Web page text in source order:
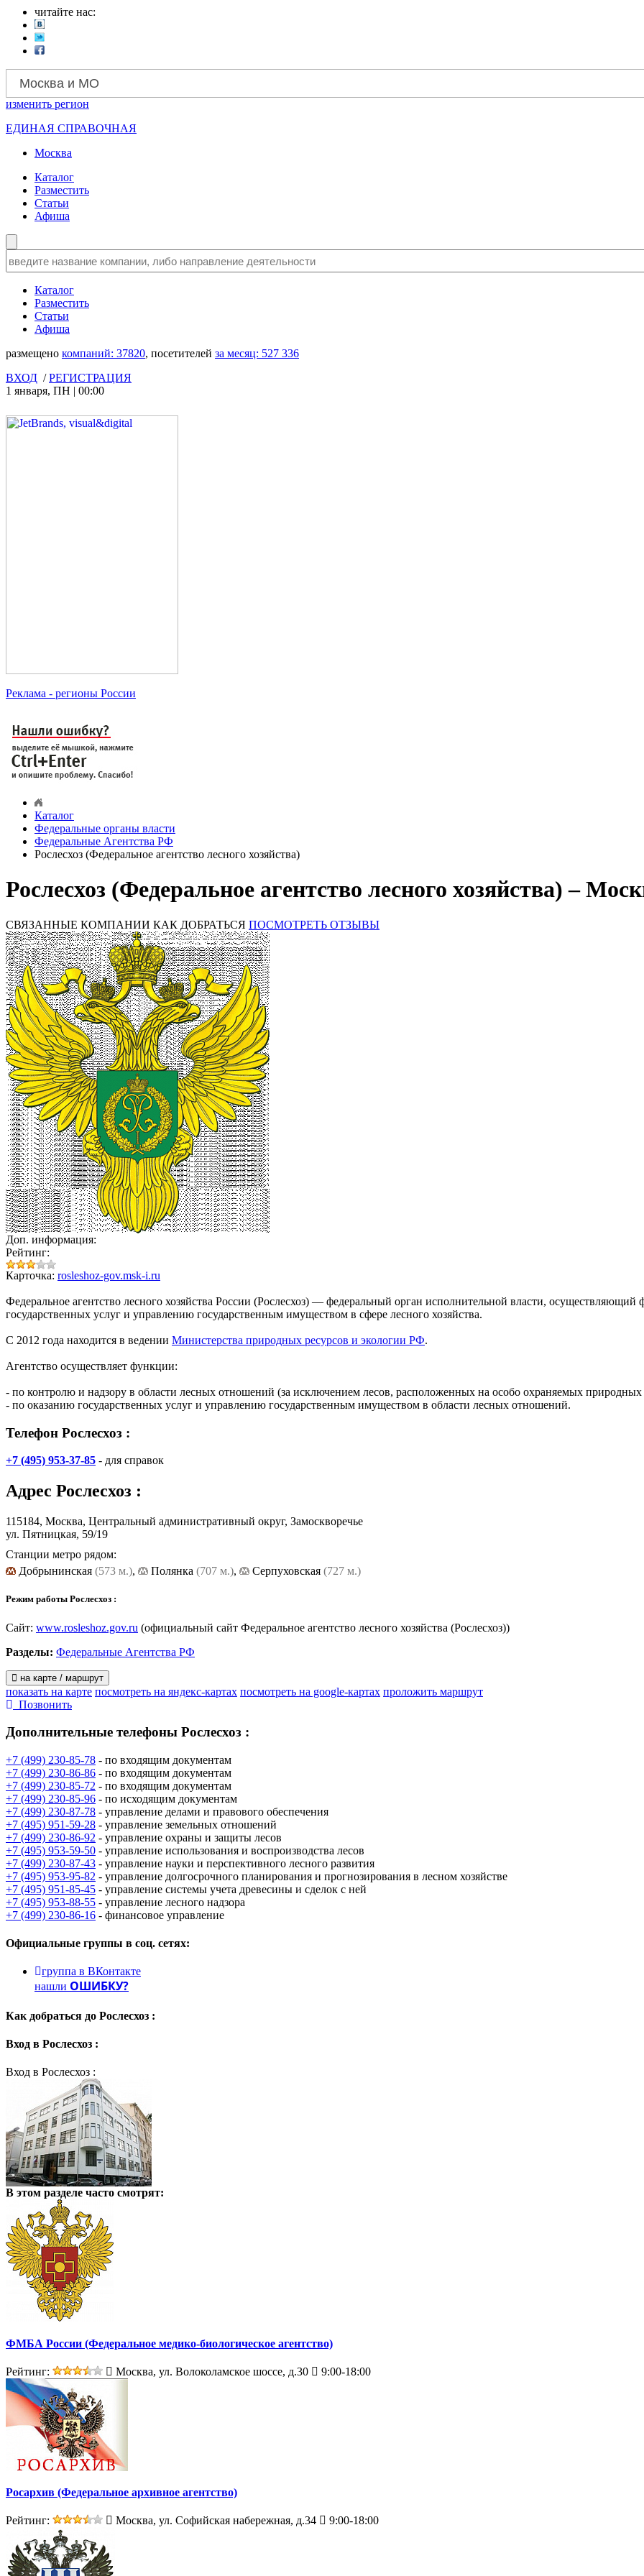
читайте нас:
Москва и МО
изменить регион
ЕДИНАЯ СПРАВОЧНАЯ
Москва
Каталог
Разместить
Статьи
Афиша
Каталог
Разместить
Статьи
Афиша
размещено компаний: 37820, посетителей за месяц: 527 336
ВХОД /РЕГИСТРАЦИЯ
1 января, ПН | 00:00
Реклама - регионы России
Каталог
Федеральные органы власти
Федеральные Агентства РФ
Рослесхоз (Федеральное агентство лесного хозяйства)
Рослесхоз (Федеральное агентство лесного хозяйства) –
СВЯЗАННЫЕ КОМПАНИИ КАК ДОБРАТЬСЯ ПОСМОТРЕТЬ ОТЗЫВЫ
Доп. информация:
Рейтинг:
Карточка: rosleshoz-gov.msk-i.ru
Федеральное агентство лесного хозяйства России (Рослесхоз) — федеральный орган исполнительной власти,
государственных услуг и управлению государственным имуществом в сфере лесного хозяйства.
С 2012 года находится в ведении Министерства природных ресурсов и экологии РФ.
Агентство осуществляет функции:
- по контролю и надзору в области лесных отношений (за исключением лесов, расположенных на особо охраняемых природных
- по оказанию государственных услуг и управлению государственным имуществом в области лесных отношений.
Телефон Рослесхоз :
+7 (495) 953-37-85 - для справок
Адрес Рослесхоз :
115184, Москва, Центральный административный округ, Замоскворечье
ул. Пятницкая, 59/19
Станции метро рядом:
Добрынинская (573 м.), Полянка (707 м.), Cерпуховская (727 м.)
Режим работы Рослесхоз :
Сайт: www.rosleshoz.gov.ru (официальный сайт Федеральное агентство лесного хозяйства (Рослесхоз))
Разделы: Федеральные Агентства РФ
на карте / маршрут
показать на карте посмотреть на яндекс-картах посмотреть на google-картах проложить маршрут
Позвонить
Дополнительные телефоны Рослесхоз :
+7 (499) 230-85-78 - по входящим документам
+7 (499) 230-86-86 - по входящим документам
+7 (499) 230-85-72 - по входящим документам
+7 (499) 230-85-96 - по исходящим документам
+7 (499) 230-87-78 - управление делами и правового обеспечения
+7 (495) 951-59-28 - управление земельных отношений
+7 (499) 230-86-92 - управление охраны и защиты лесов
+7 (495) 953-59-50 - управление использования и воспроизводства лесов
+7 (499) 230-87-43 - управление науки и перспективного лесного развития
+7 (495) 953-95-82 - управление долгосрочного планирования и прогнозирования в лесном хозяйстве
+7 (495) 951-85-45 - управление системы учета древесины и сделок с ней
+7 (495) 953-88-55 - управление лесного надзора
+7 (499) 230-86-16 - финансовое управление
Официальные группы в соц. сетях:
группа в ВКонтакте
нашли ОШИБКУ?
Как добраться до Рослесхоз :
Вход в Рослесхоз :
Вход в Рослесхоз :
В этом разделе часто смотрят:
ФМБА России (Федеральное медико-биологическое агентство)
Рейтинг: Москва, ул. Волоколамское шоссе, д.30 9:00-18:00
Росархив (Федеральное архивное агентство)
Рейтинг: Москва, ул. Софийская набережная, д.34 9:00-18:00